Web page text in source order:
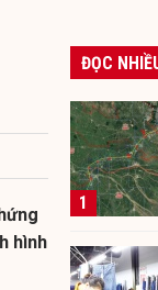
hình
ĐỌC
1